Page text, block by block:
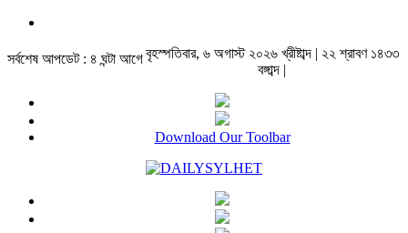
সর্বশেষ আপডেট : ৪ ঘন্টা আগেবৃহস্পতিবার, ৬ অগাস্ট ২০২৬ খ্রীষ্টাব্দ | ২২ শ্রাবণ ১৪৩৩
বঙ্গাব্দ |
Download Our Toolbar